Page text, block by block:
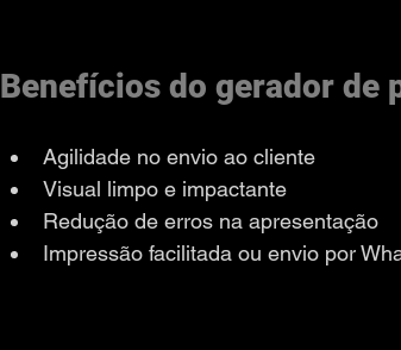
Benefícios do gerador de
Agilidade no envio ao cliente
Visual limpo e impactante
Redução de erros na apresentação
Impressão facilitada ou envio por